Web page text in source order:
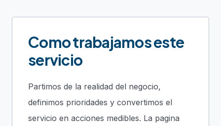
Como trabajamos este
servicio
Partimos de la realidad del negocio,
definimos prioridades y convertimos el
servicio en acciones medibles. La pagina